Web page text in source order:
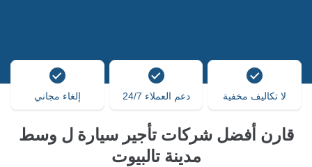
لا تكاليف مخفية دعم العملاء 24/7 إلغاء مجاني
قارن أفضل شركات تأجير سيارة ل وسط
مدينة تالبيوت